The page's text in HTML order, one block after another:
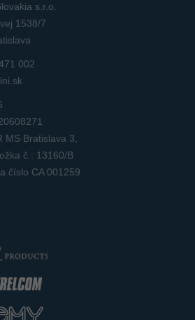
s.r.o.
1538/7
002
MS Bratislava 3,
č.: 13160/B
číslo CA 001259